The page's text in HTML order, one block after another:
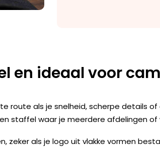
en ideaal voor
route als je snelheid, scherpe details
staffel waar je meerdere afdelingen of
zeker als je logo uit vlakke vormen